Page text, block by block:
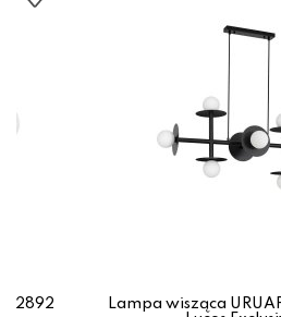
Lampa wisząca